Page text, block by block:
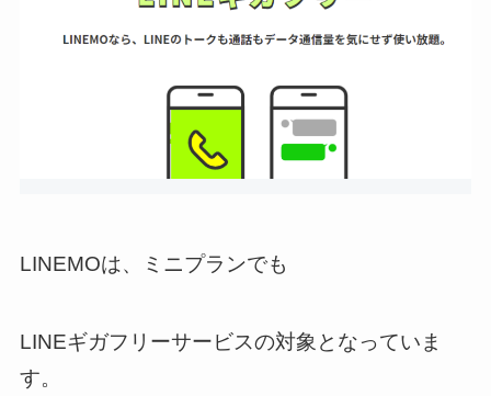
LINEMOは、ミニプランでも
LINEギガフリーサービスの対象となっていま
す。